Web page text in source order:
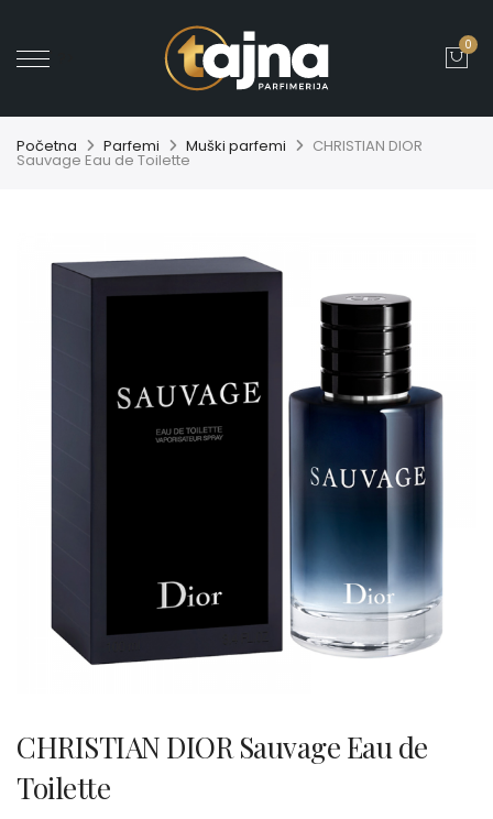
0
Početna Parfemi Muški parfemi CHRISTIAN DIOR
Sauvage Eau de Toilette
CHRISTIAN DIOR Sauvage Eau de
Toilette